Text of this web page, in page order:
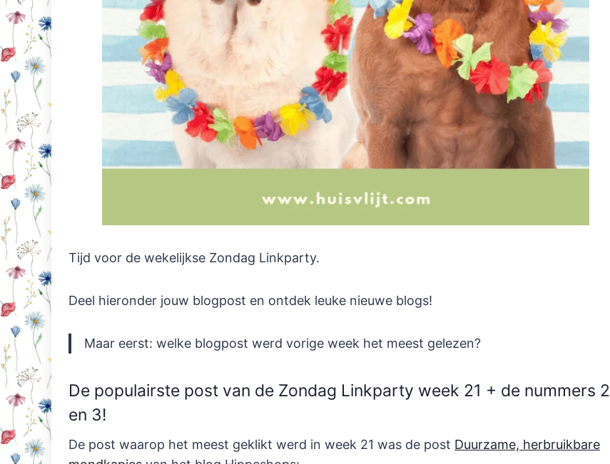
Tijd voor de wekelijkse Zondag Linkparty.
Deel hieronder jouw blogpost en ontdek leuke nieuwe blogs!
Maar eerst: welke blogpost werd vorige week het meest gelezen?
De populairste post van de Zondag Linkparty week 21 + de nummers 2
en 3!
De post waarop het meest geklikt werd in week 21 was de post Duurzame, herbruikbare